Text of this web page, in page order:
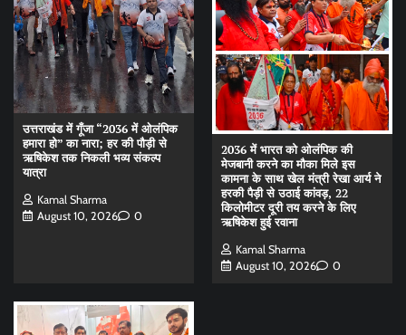
उत्तराखंड में गूँजा “2036 में ओलंपिक
हमारा हो” का नारा; हर की पौड़ी से
ऋषिकेश तक निकली भव्य संकल्प
यात्रा
Kamal Sharma
August 10, 2026
0
2036 में भारत को ओलंपिक की
मेजबानी करने का मौका मिले इस
कामना के साथ खेल मंत्री रेखा आर्य ने
हरकी पैड़ी से उठाई कांवड़, 22
किलोमीटर दूरी तय करने के लिए
ऋषिकेश हुई रवाना
Kamal Sharma
August 10, 2026
0